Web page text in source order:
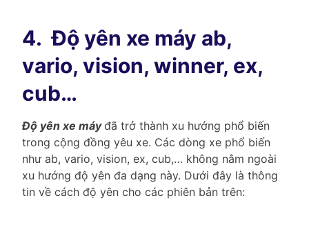
4.Độ yên xe máy ab,
vario, vision, winner, ex,
cub…
Độ yên xe máyđã trở thành xu hướng phổ biến
trong cộng đồng yêu xe. Các dòng xe phổ biến
như ab, vario, vision, ex, cub,… không nằm ngoài
xu hướng độ yên đa dạng này. Dưới đây là thông
tin về cách độ yên cho các phiên bản trên: